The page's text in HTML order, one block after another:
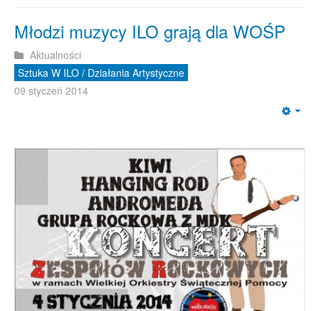
Młodzi muzycy ILO grają dla WOŚP
Aktualności
Sztuka W ILO / Działania Artystyczne
09 styczeń 2014